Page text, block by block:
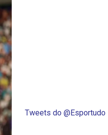
Tweets do @Esportudo